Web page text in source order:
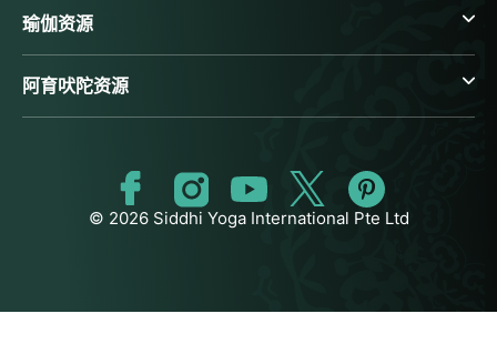
瑜伽资源
阿育吠陀资源
© 2026 Siddhi Yoga International Pte Ltd